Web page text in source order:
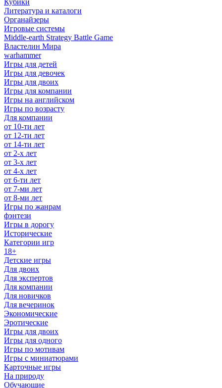
Кубики
Литература и каталоги
Органайзеры
Игровые системы
Middle-earth Strategy Battle Game
Властелин Мира
warhammer
Игры для детей
Игры для девочек
Игры для двоих
Игры для компании
Игры на английском
Игры по возрасту
Для компании
от 10-ти лет
от 12-ти лет
от 14-ти лет
от 2-х лет
от 3-х лет
от 4-х лет
от 6-ти лет
от 7-ми лет
от 8-ми лет
Игры по жанрам
фэнтези
Игры в дорогу
Исторические
Категории игр
18+
Детские игры
Для двоих
Для экспертов
Для компании
Для новичков
Для вечеринок
Экономические
Эротические
Игры для двоих
Игры для одного
Игры по мотивам
Игры с миниатюрами
Карточные игры
На природу
Обучающие